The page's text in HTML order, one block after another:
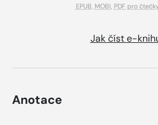
EPUB MOBI PDF pro
Jak číst e-
Anotace